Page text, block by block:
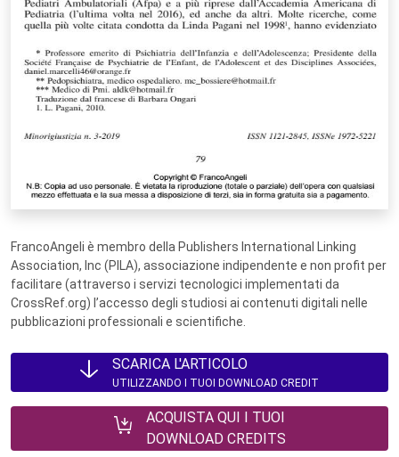
FrancoAngeli è membro della Publishers International Linking
Association, Inc (PILA), associazione indipendente e non profit per
facilitare (attraverso i servizi tecnologici implementati da
CrossRef.org) l’accesso degli studiosi ai contenuti digitali nelle
pubblicazioni professionali e scientifiche.
SCARICA L'ARTICOLO
UTILIZZANDO I TUOI DOWNLOAD CREDIT
ACQUISTA QUI I TUOI
DOWNLOAD CREDITS